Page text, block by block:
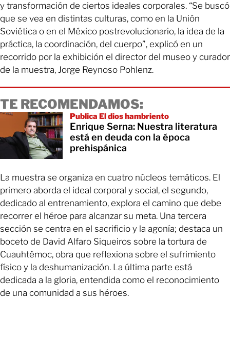
y transformación de ciertos ideales corporales. “Se buscó
que se vea en distintas culturas, como en la Unión
Soviética o en el México postrevolucionario, la idea de la
práctica, la coordinación, del cuerpo”, explicó en un
recorrido por la exhibición el director del museo y curador
de la muestra, Jorge Reynoso Pohlenz.
TE RECOMENDAMOS:
Publica El dios hambriento
Enrique Serna: Nuestra literatura
está en deuda con la época
prehispánica
La muestra se organiza en cuatro núcleos temáticos. El
primero aborda el ideal corporal y social, el segundo,
dedicado al entrenamiento, explora el camino que debe
recorrer el héroe para alcanzar su meta. Una tercera
sección se centra en el sacrificio y la agonía; destaca un
boceto de David Alfaro Siqueiros sobre la tortura de
Cuauhtémoc, obra que reflexiona sobre el sufrimiento
físico y la deshumanización. La última parte está
dedicada a la gloria, entendida como el reconocimiento
de una comunidad a sus héroes.